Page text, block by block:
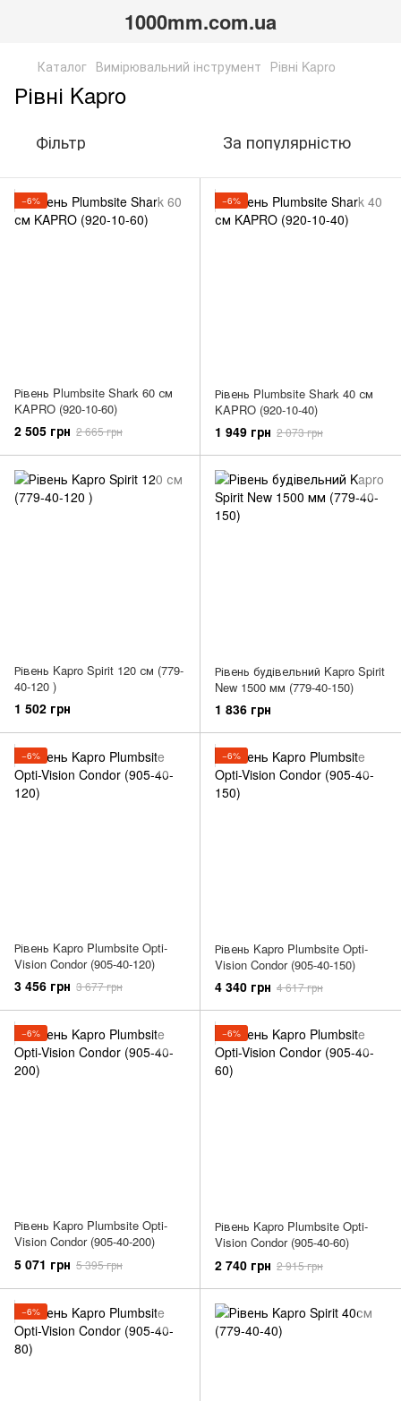
1000mm.com.ua
Каталог Вимірювальний інструмент Рівні Kapro
Рівні Kapro
Фільтр За популярністю
−6%
Рівень Plumbsite Shark 60 см
KAPRO (920-10-60)
2 505 грн 2 665 грн
−6%
Рівень Plumbsite Shark 40 см
KAPRO (920-10-40)
1 949 грн 2 073 грн
Рівень Kapro Spirit 120 см (779-
40-120 )
1 502 грн
Рівень будівельний Kapro Spirit
New 1500 мм (779-40-150)
1 836 грн
−6%
Рівень Kapro Plumbsite Opti-
Vision Condor (905-40-120)
3 456 грн 3 677 грн
−6%
Рівень Kapro Plumbsite Opti-
Vision Condor (905-40-150)
4 340 грн 4 617 грн
−6%
Рівень Kapro Plumbsite Opti-
Vision Condor (905-40-200)
5 071 грн 5 395 грн
−6%
Рівень Kapro Plumbsite Opti-
Vision Condor (905-40-60)
2 740 грн 2 915 грн
−6%